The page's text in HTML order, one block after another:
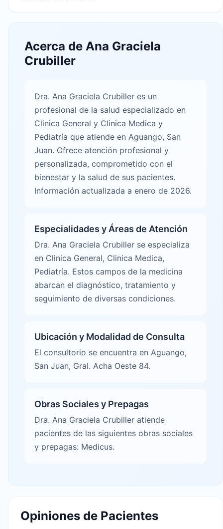
Acerca de Ana Graciela
Crubiller
Dra. Ana Graciela Crubiller es un
profesional de la salud especializado en
Clinica General y Clinica Medica y
Pediatría que atiende en Aguango, San
Juan. Ofrece atención profesional y
personalizada, comprometido con el
bienestar y la salud de sus pacientes.
Información actualizada a enero de 2026.
Especialidades y Áreas de Atención
Dra. Ana Graciela Crubiller se especializa
en Clinica General, Clinica Medica,
Pediatría. Estos campos de la medicina
abarcan el diagnóstico, tratamiento y
seguimiento de diversas condiciones.
Ubicación y Modalidad de Consulta
El consultorio se encuentra en Aguango,
San Juan, Gral. Acha Oeste 84.
Obras Sociales y Prepagas
Dra. Ana Graciela Crubiller atiende
pacientes de las siguientes obras sociales
y prepagas: Medicus.
Opiniones de Pacientes